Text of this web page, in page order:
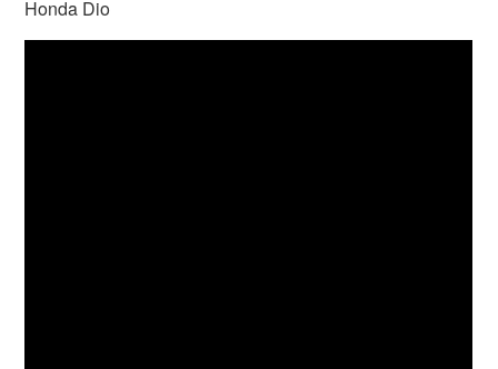
Honda Dio